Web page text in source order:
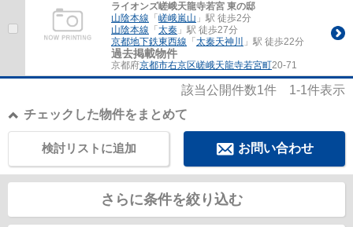
ライオンズ嵯峨天龍寺若宮 東の邸
山陰本線 「 嵯峨嵐山 」駅 徒歩2分
山陰本線 「 太秦 」駅 徒歩27分
京都地下鉄東西線 「 太秦天神川 」駅 徒歩22分
過去掲載物件
京都府京都市右京区嵯峨天龍寺若宮町20-71
該当公開件数1件 1-1件表示
チェックした物件をまとめて
お問い合わせ
検討リストに追加
さらに条件を絞り込む